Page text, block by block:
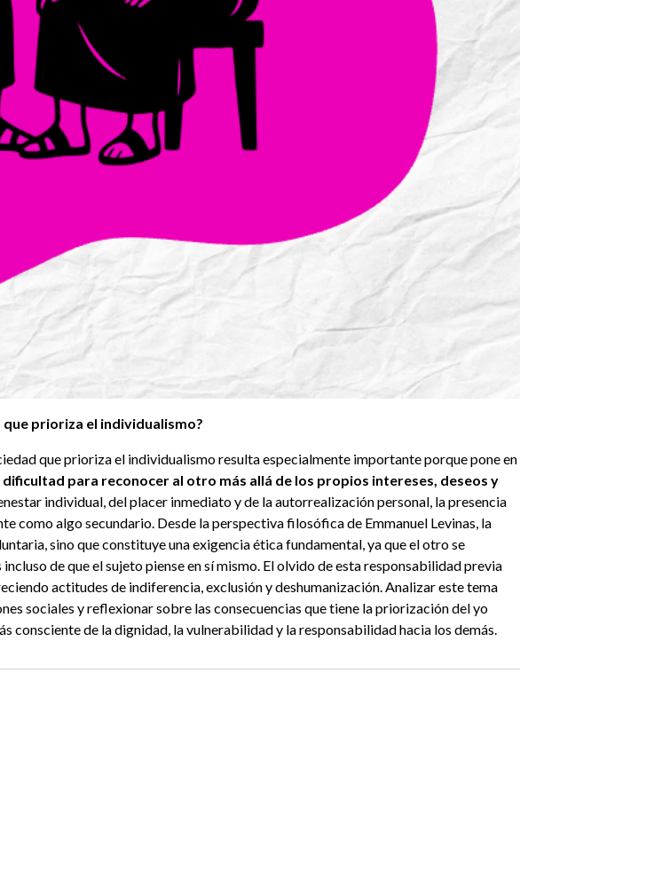
prioriza el individualismo?
que prioriza el individualismo resulta especialmente importante porque pone en
dificultad para reconocer al otro más allá de los propios intereses, deseos y
individual, del placer inmediato y de la autorrealización personal, la presencia
como algo secundario. Desde la perspectiva filosófica de Emmanuel Levinas, la
sino que constituye una exigencia ética fundamental, ya que el otro se
de que el sujeto piense en sí mismo. El olvido de esta responsabilidad previa
actitudes de indiferencia, exclusión y deshumanización. Analizar este tema
sociales y reflexionar sobre las consecuencias que tiene la priorización del yo
de la dignidad, la vulnerabilidad y la responsabilidad hacia los demás.